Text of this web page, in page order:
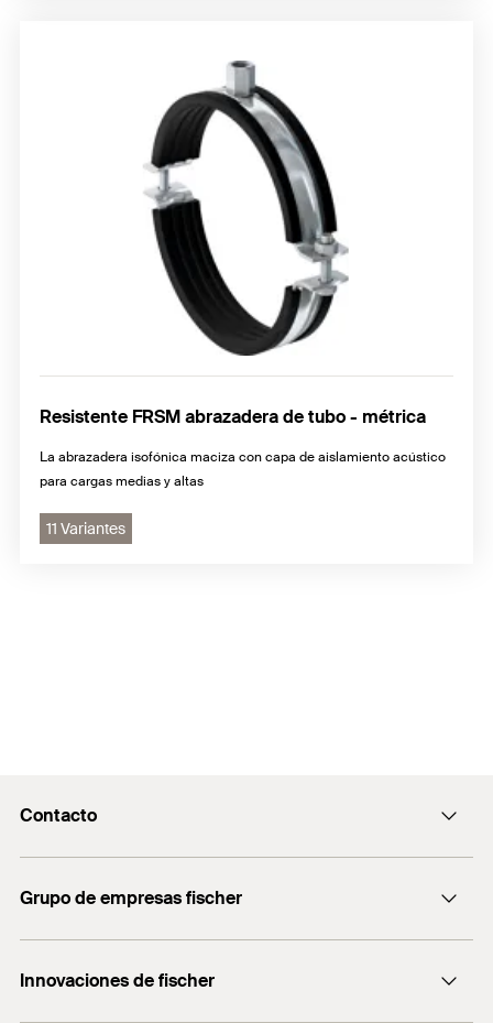
Resistente FRSM abrazadera de tubo - métrica
La abrazadera isofónica maciza con capa de aislamiento acústico
para cargas medias y altas
11 Variantes
Contacto
Recepcion@fischer.com.ar
+54 (11) 4721-7700
Grupo de empresas fischer
fischertechnik
Innovaciones de fischer